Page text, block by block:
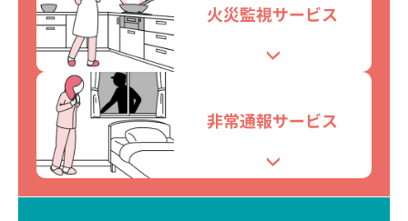
火災監視サービス
非常通報サービス